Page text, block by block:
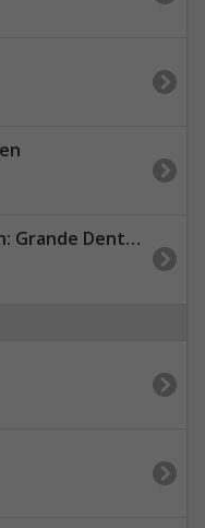
de Veisivi - Dent Blanche